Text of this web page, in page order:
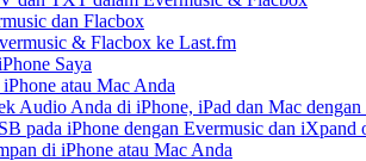
dan Flacbox
& Flacbox ke Last.fm
Saya
atau Mac Anda
Audio Anda di iPhone, iPad dan Mac
pada iPhone dengan Evermusic dan iXpand
di iPhone atau Mac Anda